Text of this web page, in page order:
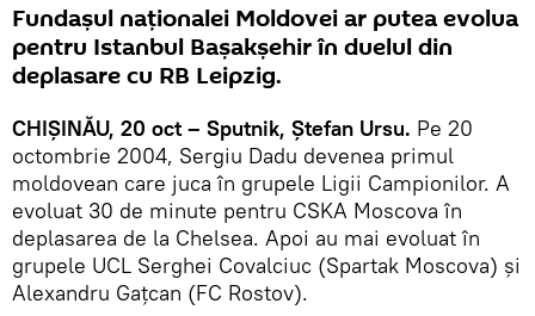
Fundașul naționalei Moldovei ar putea evolua
pentru Istanbul Bașakșehir în duelul din
deplasare cu RB Leipzig.
CHIȘINĂU, 20 oct – Sputnik, Ștefan Ursu. Pe 20
octombrie 2004, Sergiu Dadu devenea primul
moldovean care juca în grupele Ligii Campionilor. A
evoluat 30 de minute pentru CSKA Moscova în
deplasarea de la Chelsea. Apoi au mai evoluat în
grupele UCL Serghei Covalciuc (Spartak Moscova) și
Alexandru Gațcan (FC Rostov).